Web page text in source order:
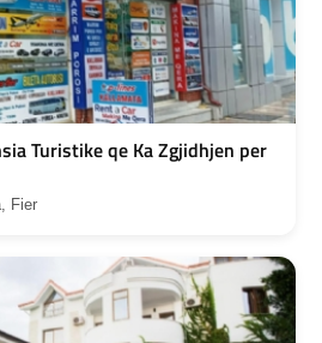
Turistike qe Ka Zgjidhjen per
Fier